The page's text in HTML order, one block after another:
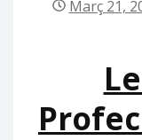
Març 21,